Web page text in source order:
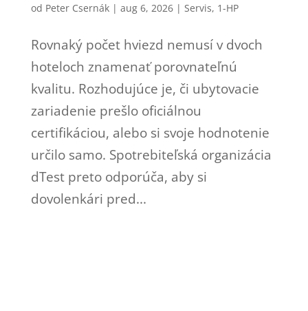
od Peter Csernák| aug 6, 2026| Servis, 1-HP
Rovnaký počet hviezd nemusí v dvoch
hoteloch znamenať porovnateľnú
kvalitu. Rozhodujúce je, či ubytovacie
zariadenie prešlo oficiálnou
certifikáciou, alebo si svoje hodnotenie
určilo samo. Spotrebiteľská organizácia
dTest preto odporúča, aby si
dovolenkári pred...